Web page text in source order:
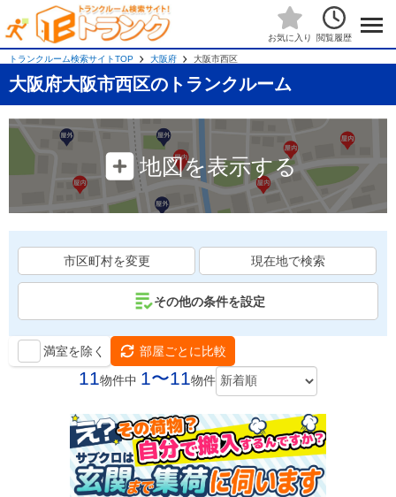
お気に入り 閲覧履歴
トランクルーム検索サイトTOP 大阪府 大阪市西区
大阪府大阪市西区のトランクルーム
地図を表示する
市区町村を変更 現在地で検索
その他の条件を設定
満室を除く 部屋ごとに比較
11物件中 1〜11物件